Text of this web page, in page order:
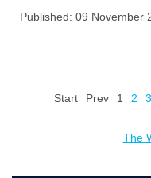
Published: 09 November
Start Prev 1 2 3
The